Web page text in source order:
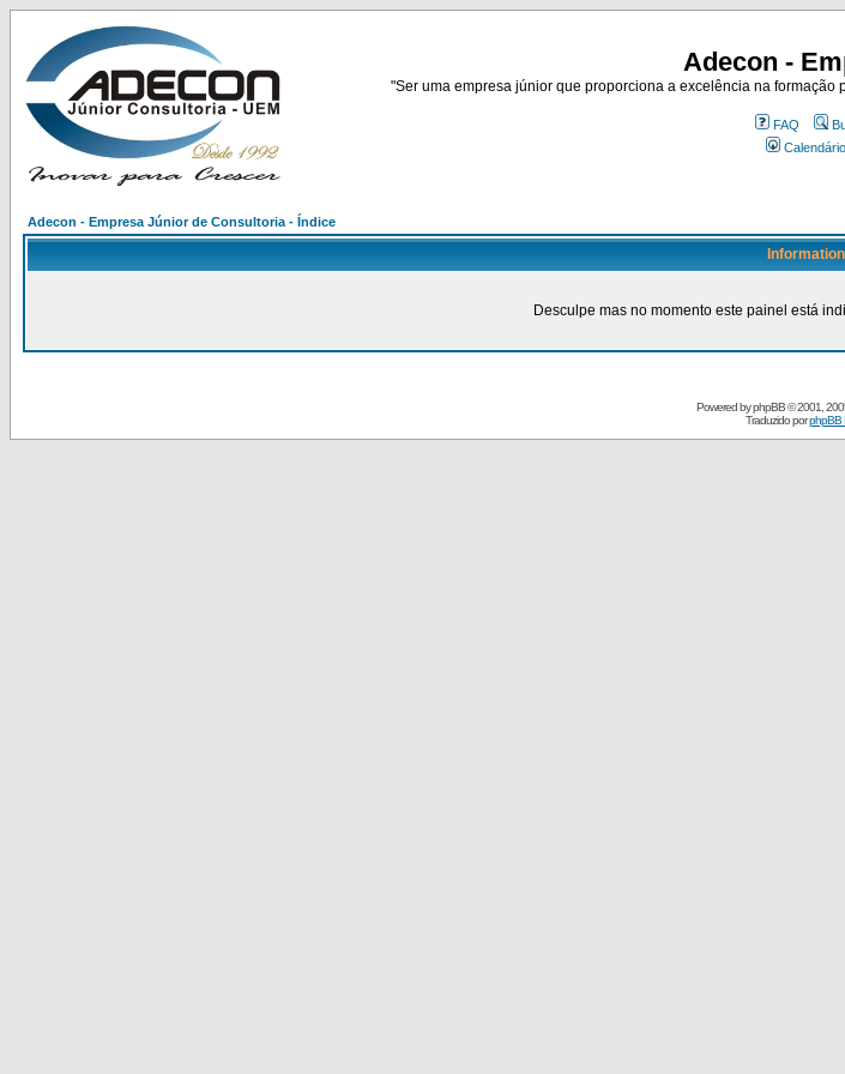
Adecon -
"Ser uma empresa júnior que proporciona a excelência na
FAQ
Calendário
Adecon - Empresa Júnior de Consultoria - Índice
Information
Desculpe mas no momento este painel está
Powered byphpBB© 2001,
Traduzido porphpBB